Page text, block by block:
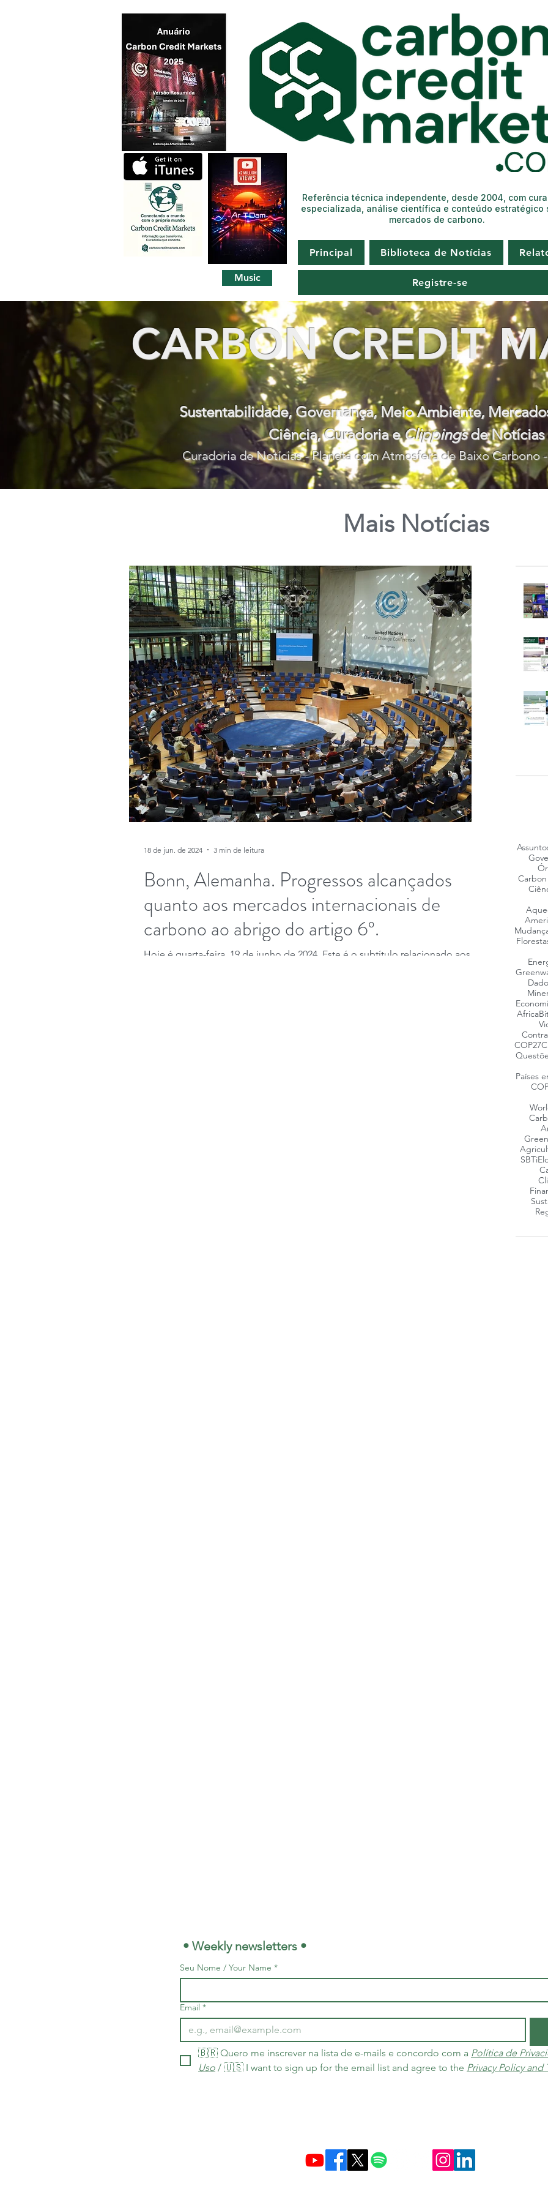
Principal Biblioteca de Notícias
Registre-se
Referência técnica independente, desde 2004, com
especializada, análise científica e conteúdo estratégico
mercados de carbono.
Music
CARBON CREDIT
Sustentabilidade, Governança, Meio Ambiente,
Ciência, Curadoria eClippingsde Notícias
Curadoria de Notícias - Planeta com Atmosfera de Baixo Carbono
Mais Notícias
Africa
COP27
Países
SBTi
Bonn, Alemanha. Progressos alcançados
quanto aos mercados internacionais de
carbono ao abrigo do artigo 6º.
Hoje é quarta-feira, 19 de junho de 2024. Este é o subtítulo relacionado aos
18 de jun. de 2024 3 min de leitura
• Weekly newsletters •
Seu Nome / Your Name *
Email *
🇧🇷 Quero me inscrever na lista de e-mails e concordo com a Política de
Uso / 🇺🇸 I want to sign up for the email list and agree to the Privacy Policy and